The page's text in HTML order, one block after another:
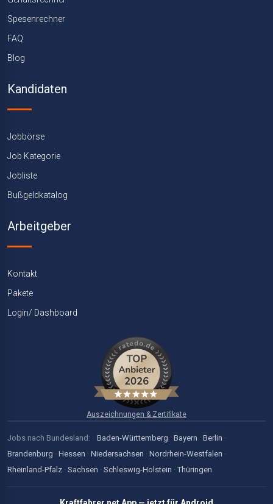
Spesenrechner
FAQ
Blog
Kandidaten
Jobbörse
Job Kategorie
Jobliste
Bußgeldkatalog
Arbeitgeber
Kontakt
Pakete
Login/ Dashboard
Auszeichnungen & Zertifikate
Jobs nach Bundesland: Baden-Württemberg · Bayern · Berlin ·
Brandenburg · Hessen · Niedersachsen · Nordrhein-Westfalen ·
Rheinland-Pfalz · Sachsen · Schleswig-Holstein · Thüringen